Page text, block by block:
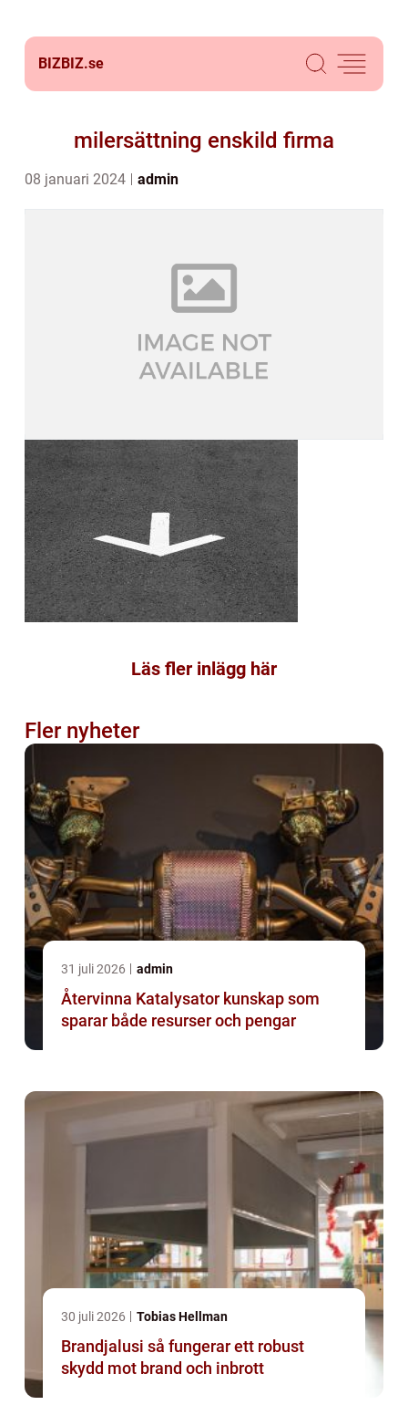
BIZBIZ.se
milersättning enskild firma
08 januari 2024 admin
Läs fler inlägg här
Fler nyheter
31 juli 2026 admin
Återvinna Katalysator kunskap som
sparar både resurser och pengar
30 juli 2026 Tobias Hellman
Brandjalusi så fungerar ett robust
skydd mot brand och inbrott